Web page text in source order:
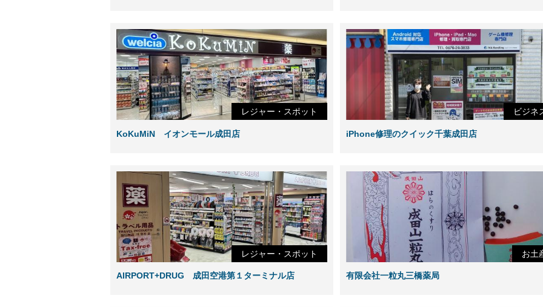
レジャー・スポット
KoKuMiN イオンモール成田店
ビジネ
iPhone修理のクイック千葉成田店
レジャー・スポット
AIRPORT+DRUG 成田空港第１ターミナル店
お土
有限会社一粒丸三橋薬局